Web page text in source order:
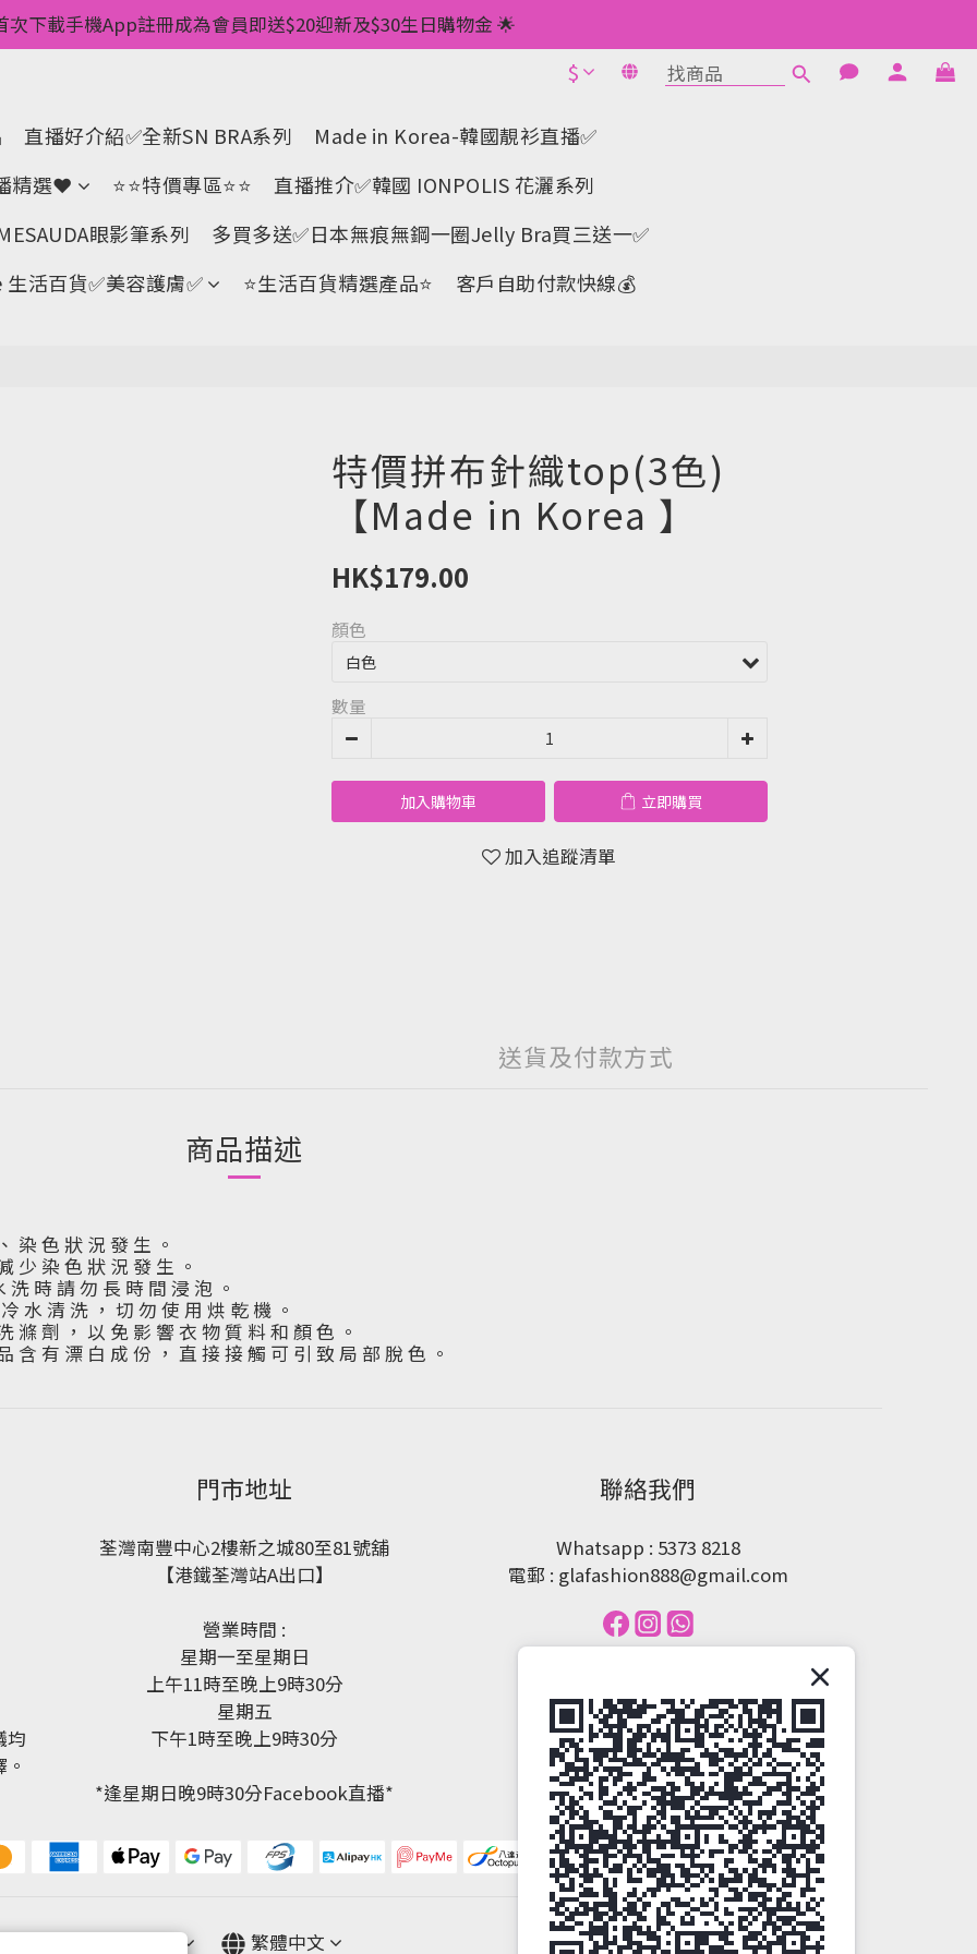
💥 ✅一件起包順豐 ✅第二件起減$20 ✅第三件減$40    如此類推⬆不設上限
次下載手機App註冊成為會員即送$20迎新及$30生日購物金 🌟
費儲積分當購物金用🌟消費1元有1分 🌟累積滿100分可當1元使用🌟
💥 ✅一件起包順豐 ✅第二件起減$20 ✅第三件減$40    如此類推⬆不設上限
$
直播好介紹✅全新SN BRA系列
Made in Korea-韓國靚衫直播✅
精選❤
⭐⭐特價專區⭐⭐
直播推介✅韓國 IONPOLIS 花灑系列
眼影筆系列
多買多送✅️日本無痕無鋼一圈Jelly Bra買三送一✅️
活百貨✅美容護膚✅
⭐生活百貨精選產品⭐ 客戶自助付款快線💰
特價拼布針織top(3色)
【Made in Korea 】
HK$179.00
顏色
數量
加入購物車 立即購買
加入追蹤清單
送貨及付款方式
商品描述
染 色 狀 況 發 生 。
少 染 色 狀 況 發 生 。
時 請 勿 長 時 間 浸 泡 。
水 清 洗 ， 切 勿 使 用 烘 乾 機 。
劑 ， 以 免 影 響 衣 物 質 料 和 顏 色 。
有 漂 白 成 份 ， 直 接 接 觸 可 引 致 局 部 脫 色 。
立即購買
均
門市地址
荃灣南豐中心2樓新之城80至81號舖
【港鐵荃灣站A出口】
營業時間 :
星期一至星期日
上午11時至晚上9時30分
星期五
下午1時至晚上9時30分
*逢星期日晚9時30分Facebook直播*
聯絡我們
Whatsapp : 5373 8218
電郵 : glafashion888@gmail.com
繁體中文